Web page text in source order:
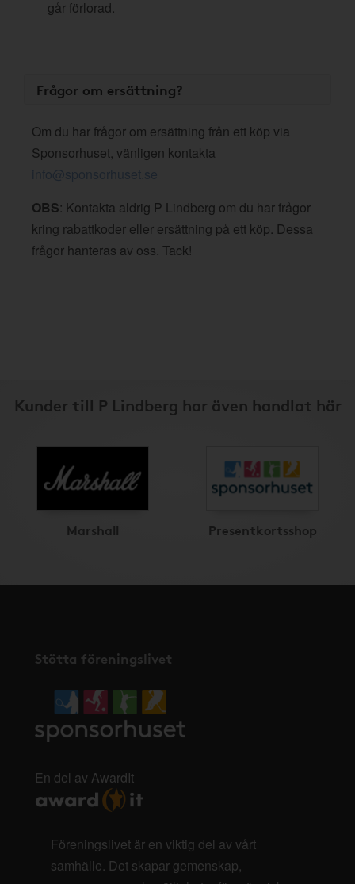
går förlorad.
Frågor om ersättning?
Om du har frågor om ersättning från ett köp via
Sponsorhuset, vänligen kontakta
info@sponsorhuset.se
OBS: Kontakta aldrig P Lindberg om du har frågor
kring rabattkoder eller ersättning på ett köp. Dessa
frågor hanteras av oss. Tack!
Kunder till P Lindberg har även handlat här
Marshall Presentkortsshop
Stötta föreningslivet
En del av AwardIt
Föreningslivet är en viktig del av vårt
samhälle. Det skapar gemenskap,